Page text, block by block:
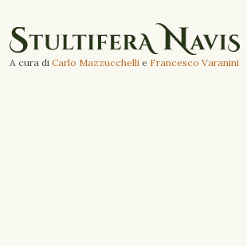
A cura di Carlo Mazzucchelli e Francesco Varanini